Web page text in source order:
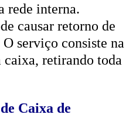
rede interna.
causar retorno de
serviço consiste na
retirando toda
Caixa de